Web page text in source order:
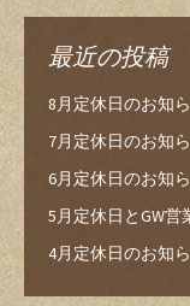
最近の投稿
8月定休日のお知
7月定休日のお知
6月定休日のお知
5月定休日とGW営
4月定休日のお知